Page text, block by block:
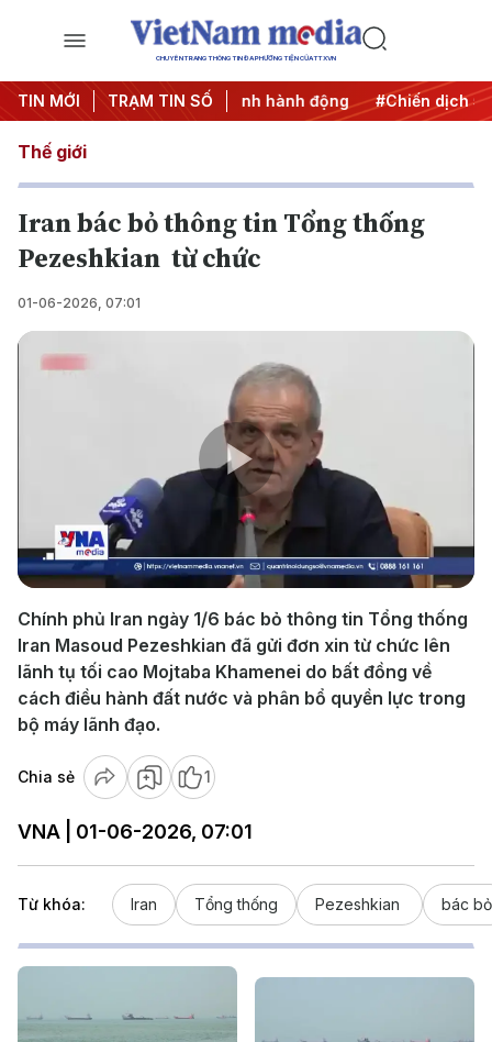
CHUYÊN TRANG THÔNG TIN ĐA PHƯƠNG TIỆN CỦA TTXVN
TIN MỚI TRẠM TIN SỐ
#Đưa Nghị quyết thành hành động #Chiến dịch 500 ngày
Thế giới
Iran bác bỏ thông tin Tổng thống
Pezeshkian từ chức
01-06-2026, 07:01
Play
Video
Chính phủ Iran ngày 1/6 bác bỏ thông tin Tổng thống
Iran Masoud Pezeshkian đã gửi đơn xin từ chức lên
lãnh tụ tối cao Mojtaba Khamenei do bất đồng về
cách điều hành đất nước và phân bổ quyền lực trong
bộ máy lãnh đạo.
Chia sẻ 1
VNA | 01-06-2026, 07:01
Từ khóa: Iran Tổng thống Pezeshkian bác bỏ